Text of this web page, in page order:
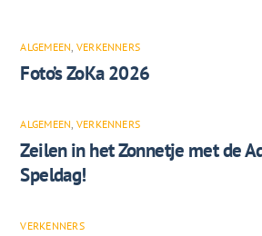
ALGEMEEN, VERKENNERS
Foto’s ZoKa 2026
ALGEMEEN VERKENNERS
Zeilen in het Zonnetje met de
Speldag!
VERKENNERS